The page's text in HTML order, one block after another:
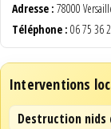
Adresse : 78000
Téléphone : 06 75 36
Interventions
Destruction